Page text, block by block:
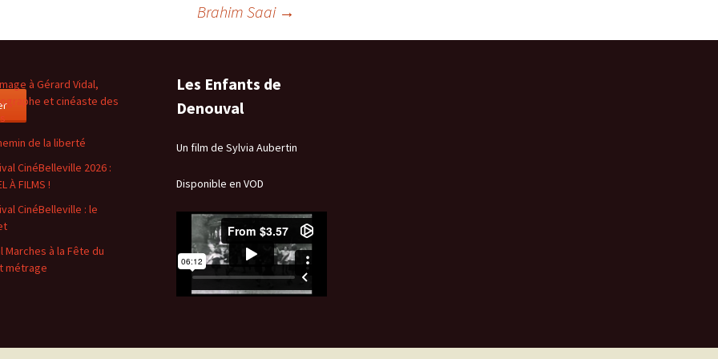
Brahim Saai →
à Gérard Vidal,
et cinéaste des
de la liberté
CinéBelleville 2026 :
À FILMS !
CinéBelleville : le
Marches à la Fête du
métrage
Les Enfants de
Denouval
Un film de Sylvia Aubertin
Disponible en VOD